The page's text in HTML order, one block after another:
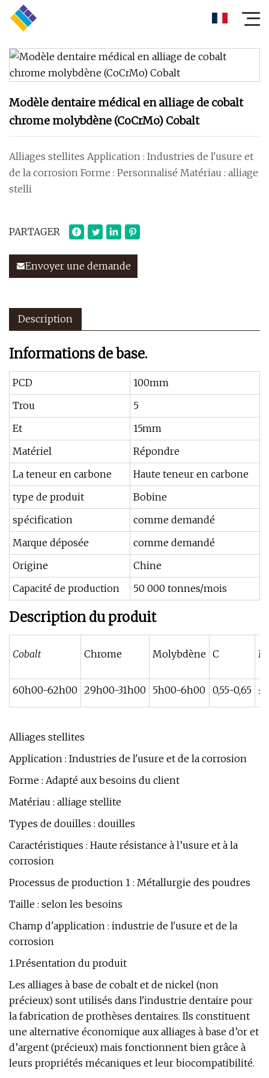
Modèle dentaire médical en alliage de cobalt
chrome molybdène (CoCrMo) Cobalt
Alliages stellites Application : Industries de l'usure et
de la corrosion Forme : Personnalisé Matériau : alliage
stelli
PARTAGER
Envoyer une demande
Description
Informations de base.
PCD
100mm
Trou
5
Et
15mm
Matériel
Répondre
La teneur en carbone
Haute teneur en carbone
type de produit
Bobine
spécification
comme demandé
Marque déposée
comme demandé
Origine
Chine
Capacité de production
50 000 tonnes/mois
Description du produit
Cobalt Chrome Molybdène C
60h00-62h00 29h00-31h00 5h00-6h00 0,55-0,65
Alliages stellites
Application : Industries de l'usure et de la corrosion
Forme : Adapté aux besoins du client
Matériau : alliage stellite
Types de douilles : douilles
Caractéristiques : Haute résistance à l’usure et à la
corrosion
Processus de production 1 : Métallurgie des poudres
Taille : selon les besoins
Champ d'application : industrie de l'usure et de la
corrosion
1.Présentation du produit
Les alliages à base de cobalt et de nickel (non
précieux) sont utilisés dans l'industrie dentaire pour
la fabrication de prothèses dentaires. Ils constituent
une alternative économique aux alliages à base d’or et
d’argent (précieux) mais fonctionnent bien grâce à
leurs propriétés mécaniques et leur biocompatibilité.